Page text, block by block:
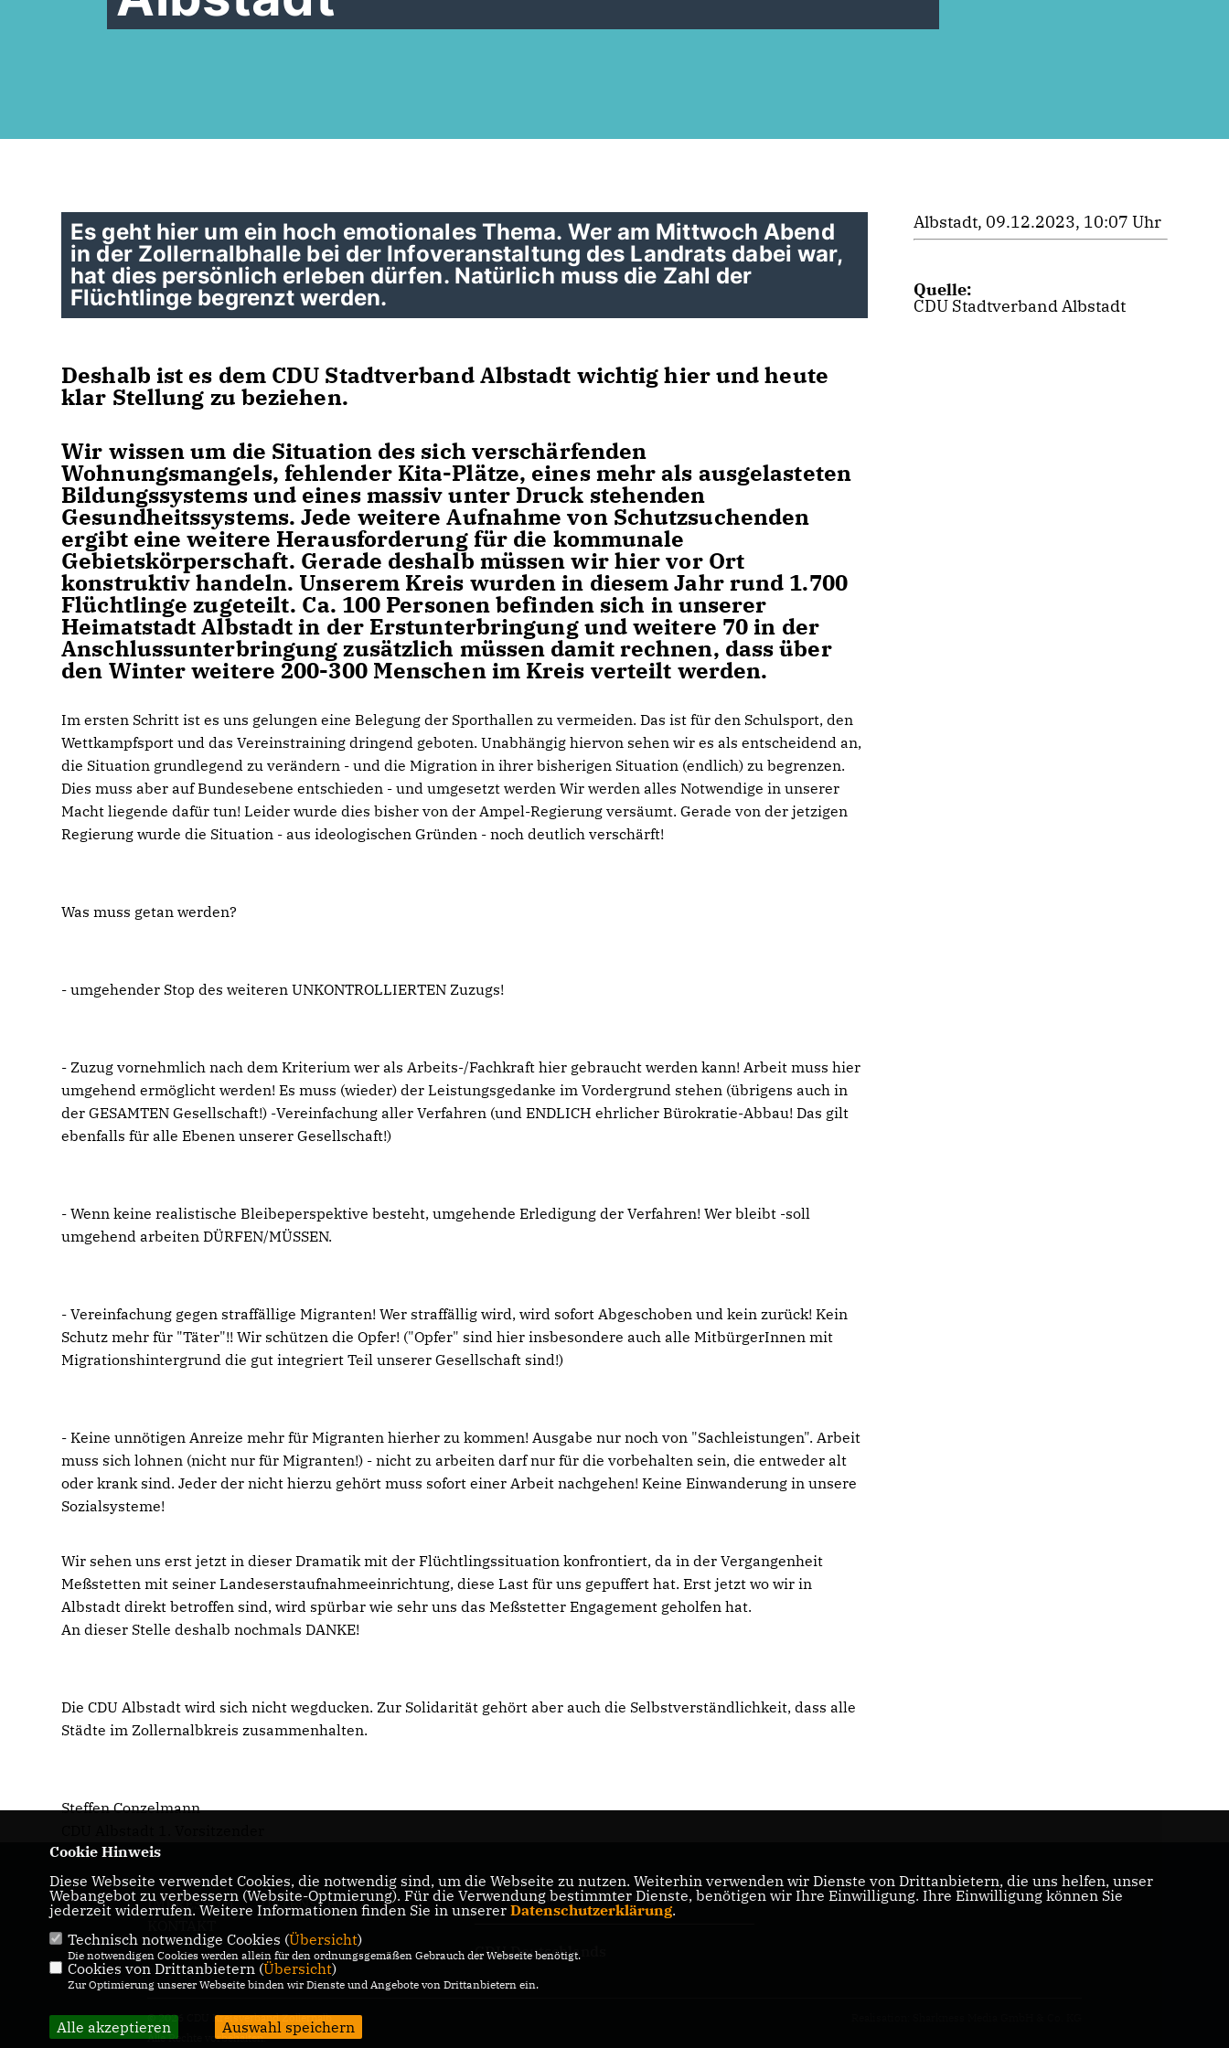
Es geht hier um ein hoch emotionales Thema. Wer am Mittwoch Abend
in der Zollernalbhalle bei der Infoveranstaltung des Landrats dabei war,
hat dies persönlich erleben dürfen. Natürlich muss die Zahl der
Flüchtlinge begrenzt werden.
Deshalb ist es dem CDU Stadtverband Albstadt wichtig hier und heute
klar Stellung zu beziehen.
Wir wissen um die Situation des sich verschärfenden
Wohnungsmangels, fehlender Kita-Plätze, eines mehr als ausgelasteten
Bildungssystems und eines massiv unter Druck stehenden
Gesundheitssystems. Jede weitere Aufnahme von Schutzsuchenden
ergibt eine weitere Herausforderung für die kommunale
Gebietskörperschaft. Gerade deshalb müssen wir hier vor Ort
konstruktiv handeln. Unserem Kreis wurden in diesem Jahr rund 1.700
Flüchtlinge zugeteilt. Ca. 100 Personen befinden sich in unserer
Heimatstadt Albstadt in der Erstunterbringung und weitere 70 in der
Anschlussunterbringung zusätzlich müssen damit rechnen, dass über
den Winter weitere 200-300 Menschen im Kreis verteilt werden.
Im ersten Schritt ist es uns gelungen eine Belegung der Sporthallen zu vermeiden. Das ist für den Schulsport, den
Wettkampfsport und das Vereinstraining dringend geboten. Unabhängig hiervon sehen wir es als entscheidend an,
die Situation grundlegend zu verändern - und die Migration in ihrer bisherigen Situation (endlich) zu begrenzen.
Dies muss aber auf Bundesebene entschieden - und umgesetzt werden Wir werden alles Notwendige in unserer
Macht liegende dafür tun! Leider wurde dies bisher von der Ampel-Regierung versäumt. Gerade von der jetzigen
Regierung wurde die Situation - aus ideologischen Gründen - noch deutlich verschärft!
Was muss getan werden?
- umgehender Stop des weiteren UNKONTROLLIERTEN Zuzugs!
- Zuzug vornehmlich nach dem Kriterium wer als Arbeits-/Fachkraft hier gebraucht werden kann! Arbeit muss hier
umgehend ermöglicht werden! Es muss (wieder) der Leistungsgedanke im Vordergrund stehen (übrigens auch in
der GESAMTEN Gesellschaft!) -Vereinfachung aller Verfahren (und ENDLICH ehrlicher Bürokratie-Abbau! Das gilt
ebenfalls für alle Ebenen unserer Gesellschaft!)
- Wenn keine realistische Bleibeperspektive besteht, umgehende Erledigung der Verfahren! Wer bleibt -soll
umgehend arbeiten DÜRFEN/MÜSSEN.
- Vereinfachung gegen straffällige Migranten! Wer straffällig wird, wird sofort Abgeschoben und kein zurück! Kein
Schutz mehr für "Täter"!! Wir schützen die Opfer! ("Opfer" sind hier insbesondere auch alle MitbürgerInnen mit
Migrationshintergrund die gut integriert Teil unserer Gesellschaft sind!)
- Keine unnötigen Anreize mehr für Migranten hierher zu kommen! Ausgabe nur noch von "Sachleistungen". Arbeit
muss sich lohnen (nicht nur für Migranten!) - nicht zu arbeiten darf nur für die vorbehalten sein, die entweder alt
oder krank sind. Jeder der nicht hierzu gehört muss sofort einer Arbeit nachgehen! Keine Einwanderung in unsere
Sozialsysteme!
Wir sehen uns erst jetzt in dieser Dramatik mit der Flüchtlingssituation konfrontiert, da in der Vergangenheit
Meßstetten mit seiner Landeserstaufnahmeeinrichtung, diese Last für uns gepuffert hat. Erst jetzt wo wir in
Albstadt direkt betroffen sind, wird spürbar wie sehr uns das Meßstetter Engagement geholfen hat.
An dieser Stelle deshalb nochmals DANKE!
Die CDU Albstadt wird sich nicht wegducken. Zur Solidarität gehört aber auch die Selbstverständlichkeit, dass alle
Städte im Zollernalbkreis zusammenhalten.
Steffen Conzelmann
Albstadt, 09.12.2023, 10:07 Uhr
Quelle:
CDU Stadtverband Albstadt
IMPRESSUM
DATENSCHUTZ
CDU Baden-Württemberg
CDU Deutschlands
© 2026 CDU Kreisverband Zollernalb
Alle Rechte vorbehalten.
Cookie Hinweis
Diese Webseite verwendet Cookies, die notwendig sind, um die Webseite zu nutzen. Weiterhin verwenden wir Dienste von Drittanbietern, die uns helfen, unser
Webangebot zu verbessern (Website-Optmierung). Für die Verwendung bestimmter Dienste, benötigen wir Ihre Einwilligung. Ihre Einwilligung können Sie
jederzeit widerrufen. Weitere Informationen finden Sie in unserer Datenschutzerklärung.
Technisch notwendige Cookies (Übersicht)
Die notwendigen Cookies werden allein für den ordnungsgemäßen Gebrauch der Webseite benötigt.
Cookies von Drittanbietern (Übersicht)
Zur Optimierung unserer Webseite binden wir Dienste und Angebote von Drittanbietern ein.
Alle akzeptieren Auswahl speichern